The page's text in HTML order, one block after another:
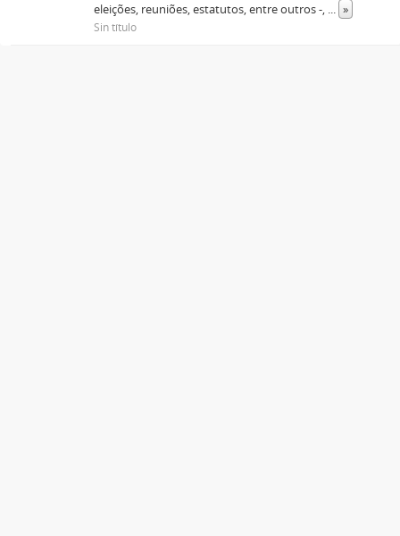
eleições, reuniões, estatutos, entre outros -, ... »
Sin título